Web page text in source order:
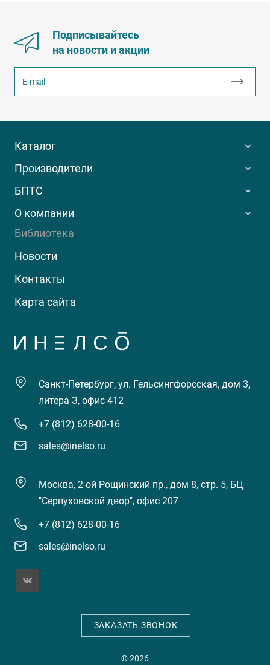
Подписывайтесь
на новости и акции
Каталог
Производители
БПТС
О компании
Библиотека
Новости
Контакты
Карта сайта
Санкт-Петербург, ул. Гельсингфорсская, дом 3,
литера З, офис 412
+7 (812) 628-00-16
sales@inelso.ru
Москва, 2-ой Рощинский пр., дом 8, стр. 5, БЦ
"Серпуховской двор", офис 207
+7 (812) 628-00-16
sales@inelso.ru
ЗАКАЗАТЬ ЗВОНОК
© 2026